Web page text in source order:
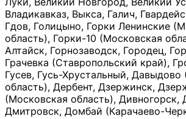
Владикавказ, Выкса, Галич,
Гдов, Голицыно, Горки Ленинские
область), Горки-10 (Московская
Алтайск, Горнозаводск, Городец,
Грачевка (Ставропольский край),
Гусев, Гусь-Хрустальный, Давыдово
область), Дербент, Дзержинск,
(Московская область), Дивногорск,
Дмитровск, Домбай (Карачаево-